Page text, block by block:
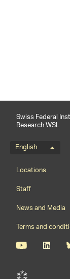
Swiss Federal
Research WSL
English
Locations
Staff
News and Media
Terms and